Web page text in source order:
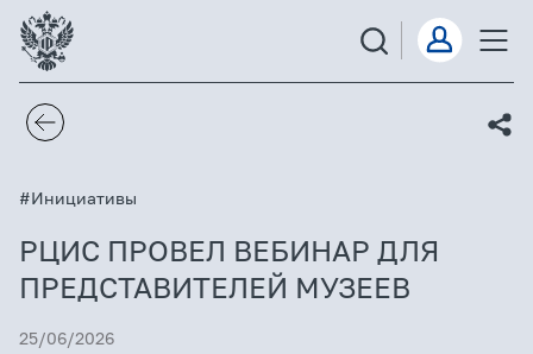
#Инициативы
РЦИС ПРОВЕЛ ВЕБИНАР ДЛЯ
ПРЕДСТАВИТЕЛЕЙ МУЗЕЕВ
25/06/2026